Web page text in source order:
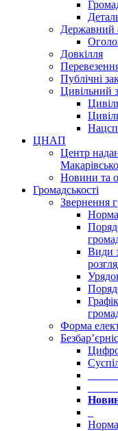
Державний
Довкілля
Публічні
Цивільний
ЦНАП
Центр
Новини та
Громадськості
Звернення
Види
Форма